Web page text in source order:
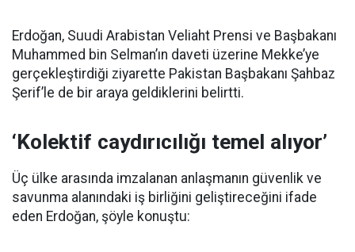
Erdoğan, Suudi Arabistan Veliaht Prensi ve Başbakanı
Muhammed bin Selman’ın daveti üzerine Mekke’ye
gerçekleştirdiği ziyarette Pakistan Başbakanı Şahbaz
Şerif’le de bir araya geldiklerini belirtti.
‘Kolektif caydırıcılığı temel alıyor’
Üç ülke arasında imzalanan anlaşmanın güvenlik ve
savunma alanındaki iş birliğini geliştireceğini ifade
eden Erdoğan, şöyle konuştu: